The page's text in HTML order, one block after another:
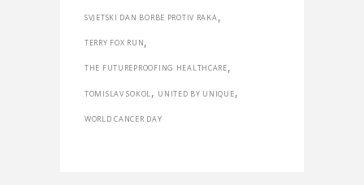
SVJETSKI DAN BORBE PROTIV RAKA,
TERRY FOX RUN,
THE FUTUREPROOFING HEALTHCARE,
TOMISLAV SOKOL, UNITED BY UNIQUE,
WORLD CANCER DAY